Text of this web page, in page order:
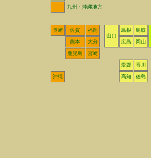
九州・沖縄地方
長崎 佐賀
福岡
山口
島根
鳥取
熊本
大分 広島 岡山
鹿児島 宮崎
愛媛 香川
沖縄 高知 徳島